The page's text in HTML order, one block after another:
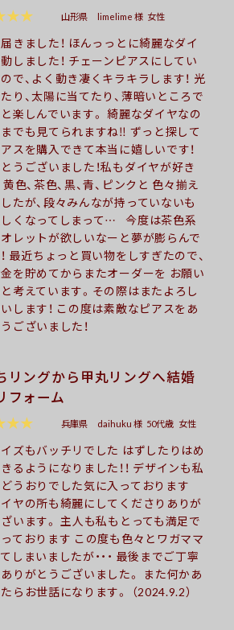
山形県 limelime 様 女性
きました！ ほんっっとに綺麗なダイ
しました！ チェーンピアスにしてい
で、よく動き凄くキラキラします！ 光
り、太陽に当てたり、薄暗いところで
楽しんでいます。 綺麗なダイヤなの
でも見てられますね‼︎ ずっと探して
スを購入できて本当に嬉しいです！
うございました！私もダイヤが好き
黄色、茶色、黒、青、ピンクと 色々揃え
たが、段々みんなが持っていないも
くなってしまって… 今度は茶色系
レットが欲しいなーと夢が膨らんで
最近ちょっと買い物をしすぎたので、
を貯めてからまたオーダーを お願い
考えています。その際はまたよろし
します！ この度は素敵なピアスをあ
ございました！
リングから甲丸リングへ結婚
フォーム
兵庫県 daihuku 様 50代歳 女性
ズもバッチリでした はずしたりはめ
るようになりました！！ デザインも私
うおりでした気に入っております
ヤの所も綺麗にしてくださりありが
います。 主人も私もとっても満足で
ております この度も色々とワガママ
しまいましたが・・・ 最後までご丁寧
りがとうございました。 また何かあ
らお世話になります。 （2024.9.2）